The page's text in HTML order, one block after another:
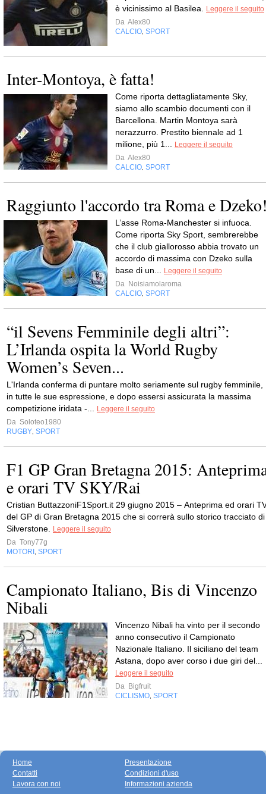
è vicinissimo al Basilea.
Leggere il seguito
Da Alex80
CALCIO SPORT
Inter-Montoya, è fatta!
Come riporta dettagliatamente Sky,
siamo allo scambio documenti con il
Barcellona. Martin Montoya sarà
nerazzurro. Prestito biennale ad 1
milione, più 1...
Leggere il seguito
Da Alex80
CALCIO SPORT
Raggiunto l'accordo tra Roma e
L’asse Roma-Manchester si infuoca.
Come riporta Sky Sport, sembrerebbe
che il club giallorosso abbia trovato un
accordo di massima con Dzeko sulla
base di un...
Leggere il seguito
Da Noisiamolaroma
CALCIO SPORT
“il Sevens Femminile degli altri”:
L’Irlanda ospita la World Rugby
Women’s Seven...
L'Irlanda conferma di puntare molto seriamente sul rugby femminile,
in tutte le sue espressione, e dopo essersi assicurata la massima
competizione iridata -...
Leggere il seguito
Da Soloteo1980
RUGBY SPORT
F1 GP Gran Bretagna 2015:
e orari TV SKY/Rai
Cristian ButtazzoniF1Sport.it 29 giugno 2015 – Anteprima ed orari
del GP di Gran Bretagna 2015 che si correrà sullo storico tracciato di
Silverstone.
Leggere il seguito
Da Tony77g
MOTORI
SPORT
Campionato Italiano, Bis di Vincenzo
Nibali
Vincenzo Nibali ha vinto per il secondo
anno consecutivo il Campionato
Nazionale Italiano. Il siciliano del team
Astana, dopo aver corso i due giri del...
Leggere il seguito
Da Bigfruit
CICLISMO SPORT
Home
Contatti
Lavora con noi
Presentazione
Condizioni d'uso
Informazioni azienda